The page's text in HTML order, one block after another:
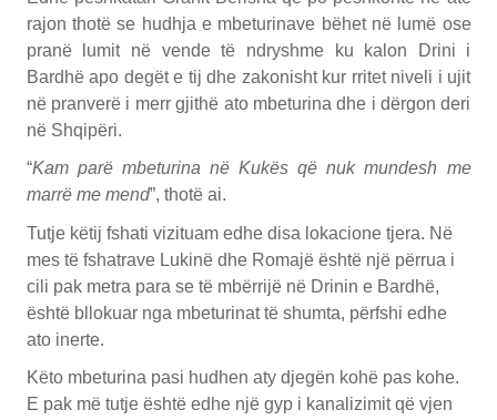
rajon thotë se hudhja e mbeturinave bëhet në lumë ose
pranë lumit në vende të ndryshme ku kalon Drini i
Bardhë apo degët e tij dhe zakonisht kur rritet niveli i ujit
në pranverë i merr gjithë ato mbeturina dhe i dërgon deri
në Shqipëri.
“Kam parë mbeturina në Kukës që nuk mundesh me
marrë me mend”, thotë ai.
Tutje këtij fshati vizituam edhe disa lokacione tjera. Në
mes të fshatrave Lukinë dhe Romajë është një përrua i
cili pak metra para se të mbërrijë në Drinin e Bardhë,
është bllokuar nga mbeturinat të shumta, përfshi edhe
ato inerte.
Këto mbeturina pasi hudhen aty djegën kohë pas kohe.
E pak më tutje është edhe një gyp i kanalizimit që vjen